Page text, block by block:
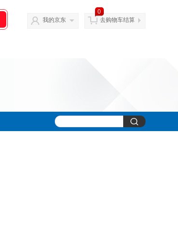
我的京东
0
去购物车结算